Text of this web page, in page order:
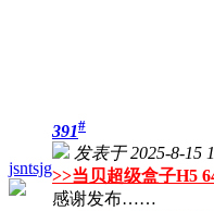
jsntsjg
391#
发表于 2025-8-15
>>当贝超级盒子H5
感谢发布……